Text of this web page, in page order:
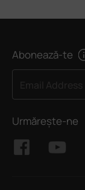
Abonează-te
Urmărește-ne